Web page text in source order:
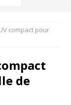
compact pour
de